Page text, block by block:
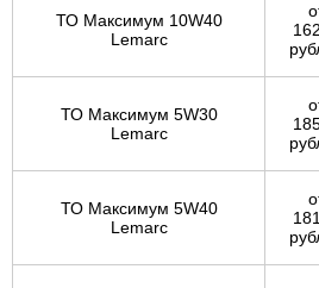
ТО Максимум 10W40
Lemarc
ТО Максимум 5W30
Lemarc
ТО Максимум 5W40
Lemarc